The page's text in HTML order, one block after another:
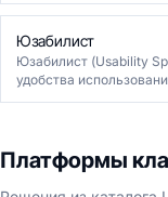
Юзабилист
Юзабилист (Usability
удобства
Платформы